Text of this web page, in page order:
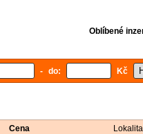
Oblíbené
- do: Kč
Cena Lokalita